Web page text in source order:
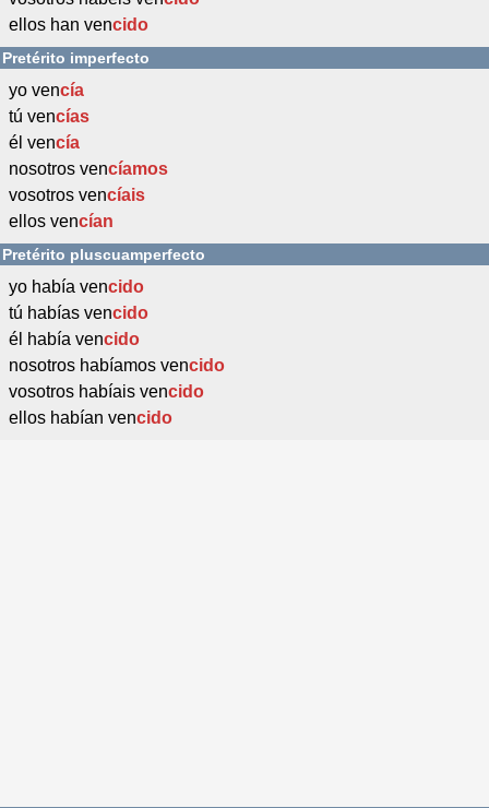
ellos han vencido
Pretérito imperfecto
yo vencía
tú vencías
él vencía
nosotros vencíamos
vosotros vencíais
ellos vencían
Pretérito pluscuamperfecto
yo había vencido
tú habías vencido
él había vencido
nosotros habíamos vencido
vosotros habíais vencido
ellos habían vencido